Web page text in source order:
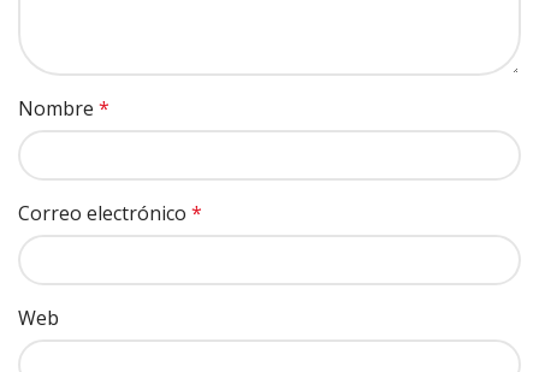
Nombre *
Correo electrónico *
Web